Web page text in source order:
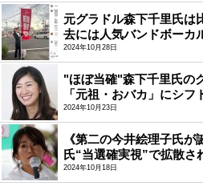
元グラドル森下千里氏
去には人気バンドボーカ
2024年10月28日
"ほぼ当確"森下千里氏の
「元祖・おバカ」にシフ
2024年10月23日
《第二の今井絵理子氏
氏“当選確実視”で拡散さ
2024年10月18日